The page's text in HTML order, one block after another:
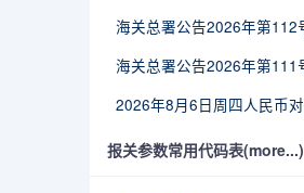
报关参数常用代码表(more...)